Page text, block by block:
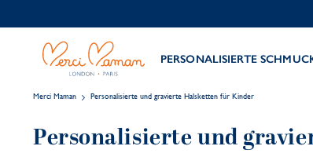
PERSONALISIERTE
Merci Maman Personalisierte und gravierte Halsketten für Kinder
Personalisierte und